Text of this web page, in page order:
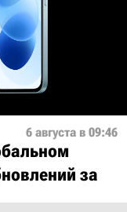
6 августа в 09:46
за